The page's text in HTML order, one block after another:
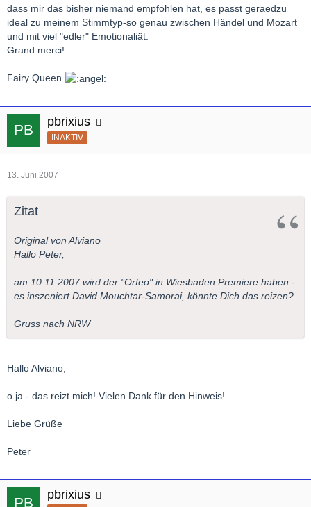
dass mir das bisher niemand empfohlen hat, es passt geraedzu
ideal zu meinem Stimmtyp-so genau zwischen Händel und Mozart
und mit viel "edler" Emotionaliät.
Grand merci!
Fairy Queen
pbrixius
INAKTIV
13. Juni 2007
Zitat
Original von Alviano
Hallo Peter,
am 10.11.2007 wird der "Orfeo" in Wiesbaden Premiere haben -
es inszeniert David Mouchtar-Samorai, könnte Dich das reizen?
Gruss nach NRW
Hallo Alviano,
o ja - das reizt mich! Vielen Dank für den Hinweis!
Liebe Grüße
Peter
pbrixius